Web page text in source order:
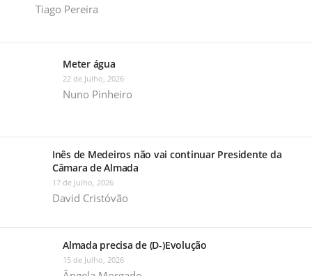
Tiago Pereira
Meter água
22 de Julho, 2026
Nuno Pinheiro
Inês de Medeiros não vai continuar Presidente da
Câmara de Almada
17 de Julho, 2026
David Cristóvão
Almada precisa de (D-)Evolução
15 de Julho, 2026